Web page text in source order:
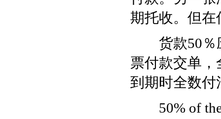
期托收。但在
货款50％应
票付款交单
到期时全数付
50% of the